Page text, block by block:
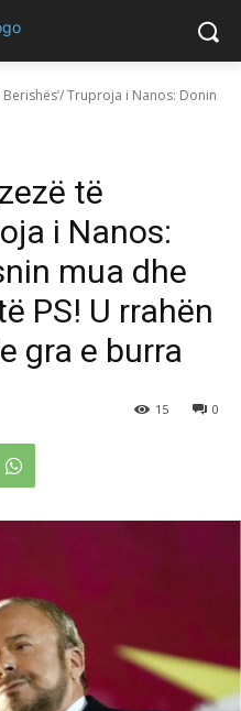
Truproja i Nanos: Donin
të
i Nanos:
mua dhe
PS! U rrahën
gra e burra
0
15